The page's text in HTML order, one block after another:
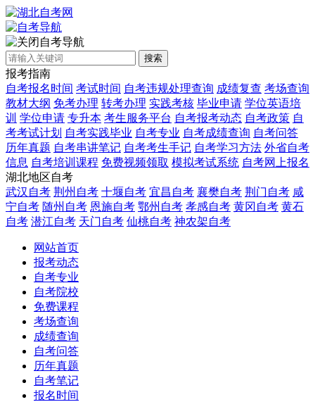
自考导航
搜索
报考指南
自考报名时间 考试时间 自考违规处理查询 成绩复查 考场查询
教材大纲 免考办理 转考办理 实践考核 毕业申请 学位英语培
训 学位申请 专升本 考生服务平台 自考报考动态 自考政策 自
考考试计划 自考实践毕业 自考专业 自考成绩查询 自考问答
历年真题 自考串讲笔记 自考考生手记 自考学习方法 外省自考
信息 自考培训课程 免费视频领取 模拟考试系统 自考网上报名
湖北地区自考
武汉自考 荆州自考 十堰自考 宜昌自考 襄樊自考 荆门自考 咸
宁自考 随州自考 恩施自考 鄂州自考 孝感自考 黄冈自考 黄石
自考 潜江自考 天门自考 仙桃自考 神农架自考
网站首页
报考动态
自考专业
自考院校
免费课程
考场查询
成绩查询
自考问答
历年真题
自考笔记
报名时间